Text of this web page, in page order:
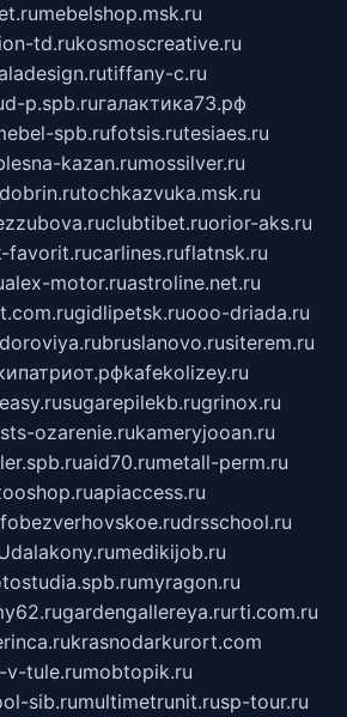
mebelshop.msk.ru
td.rukosmoscreative.ru
tiffany-c.ru
d-p.spb.ruгалактика73.рф
spb.rufotsis.rutesiaes.ru
kazan.rumossilver.ru
tochkazvuka.msk.ru
clubtibet.ruorior-aks.ru
favorit.rucarlines.ruflatnsk.ru
alex-motor.ruastroline.net.ru
gidlipetsk.ruooo-driada.ru
bruslanovo.rusiterem.ru
kafekolizey.ru
sugarepilekb.rugrinox.ru
ozarenie.rukameryjooan.ru
aid70.rumetall-perm.ru
apiaccess.ru
bezverhovskoe.rudrsschool.ru
dalakony.rumedikijob.ru
myragon.ru
gardengallereya.rurti.com.ru
krasnodarkurort.com
v-tule.rumobtopik.ru
sib.rumultimetrunit.rusp-tour.ru